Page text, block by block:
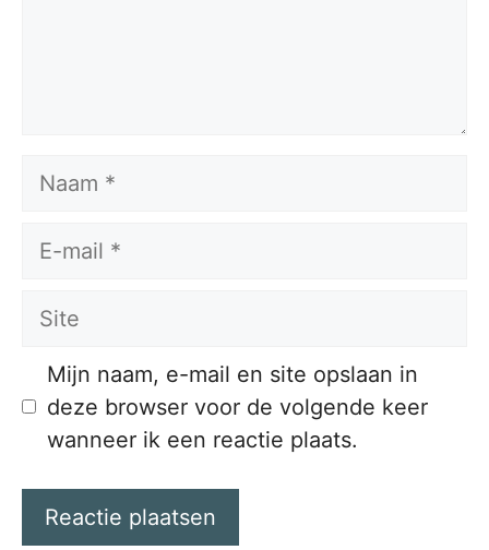
Naam
E-
Site
Mijn naam, e-mail en site opslaan in
deze browser voor de volgende keer
wanneer ik een reactie plaats.